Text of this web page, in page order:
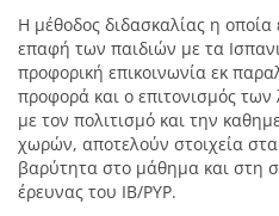
Η μέθοδος διδασκαλίας η οποία
επαφή των παιδιών με τα
προφορική επικοινωνία εκ
προφορά και ο επιτονισμός
με τον πολιτισμό και την
χωρών, αποτελούν στοιχεία στα
βαρύτητα στο μάθημα και στη
έρευνας του ΙΒ/PYP.